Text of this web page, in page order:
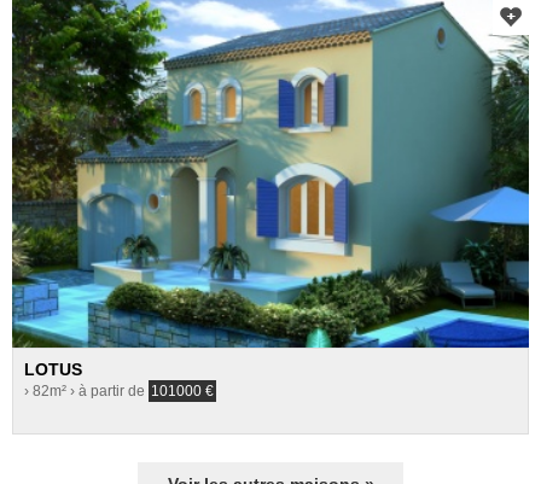
LOTUS
› 82m² › à partir de 101000 €